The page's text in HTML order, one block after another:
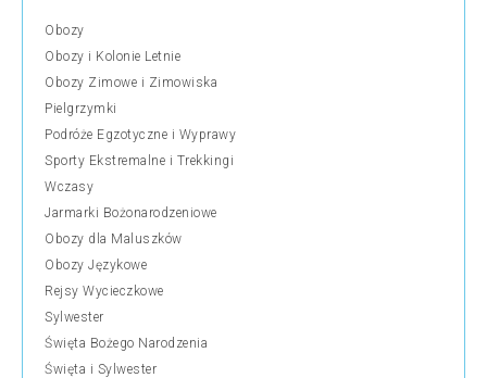
Obozy
Obozy i Kolonie Letnie
Obozy Zimowe i Zimowiska
Pielgrzymki
Podróże Egzotyczne i Wyprawy
Sporty Ekstremalne i Trekkingi
Wczasy
Jarmarki Bożonarodzeniowe
Obozy dla Maluszków
Obozy Językowe
Rejsy Wycieczkowe
Sylwester
Święta Bożego Narodzenia
Święta i Sylwester